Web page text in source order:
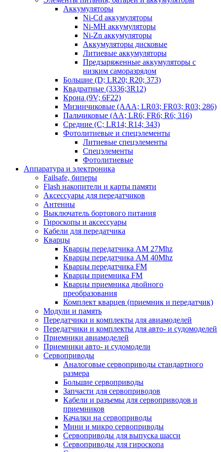
Аккумуляторы
Ni-Cd аккумуляторы
Ni-MH аккумуляторы
Ni-Zn аккумуляторы
Аккумуляторы дисковые
Литиевые аккумуляторы
Предзаряженные аккумуляторы с
низким саморазрядом
Большие (D; LR20; R20; 373)
Квадратные (3336;3R12)
Крона (9V; 6F22)
Мизинчиковые (AAA; LR03; FR03; R03; 286)
Пальчиковые (AA; LR6; FR6; R6; 316)
Средние (C; LR14; R14; 343)
Фотолитиевые и спецэлементы
Литиевые спецэлементы
Спецэлементы
Фотолитиевые
Аппаратура и электроника
Failsafe, биперы
Flash накопители и карты памяти
Аксессуары для передатчиков
Антенны
Выключатель бортового питания
Гироскопы и аксессуары
Кабели для передатчика
Кварцы
Кварцы передатчика AM 27Mhz
Кварцы передатчика AM 40Mhz
Кварцы передатчика FM
Кварцы приемника FM
Кварцы приемника двойного
преобразования
Комплект кварцев (приемник и передатчик)
Модули и память
Передатчики и комплекты для авиамоделей
Передатчики и комплекты для авто- и судомоделей
Приемники авиамоделей
Приемники авто- и судомодели
Сервоприводы
Аналоговые сервоприводы стандартного
размера
Большие сервоприводы
Запчасти для сервоприводов
Кабели и разъемы для сервоприводов и
приемников
Качалки на сервоприводы
Мини и микро сервоприводы
Сервоприводы для выпуска шасси
Сервоприводы для гироскопа